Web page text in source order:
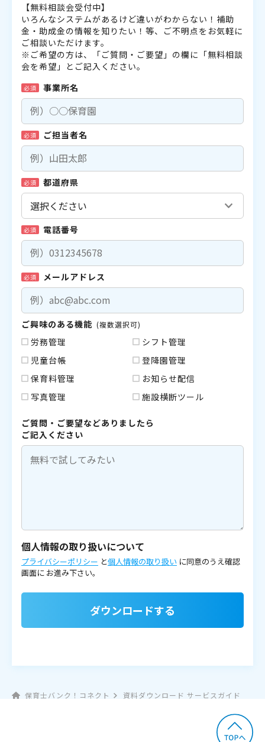
【無料相談会受付中】
いろんなシステムがあるけど違いがわからない！補助
金・助成金の情報を知りたい！等、ご不明点をお気軽に
ご相談いただけます。
※ご希望の方は、「ご質問・ご要望」の欄に「無料相談
会を希望」とご記入ください。
必須 事業所名
必須 ご担当者名
必須 都道府県
必須 電話番号
必須 メールアドレス
ご興味のある機能 (複数選択可)
労務管理
シフト管理
児童台帳
登降園管理
保育料管理
お知らせ配信
写真管理
施設横断ツール
ご質問・ご要望などありましたら
ご記入ください
個人情報の取り扱いについて
プライバシーポリシー と個人情報の取り扱い に同意のうえ確認
画面に お進み下さい。
ダウンロードする
保育士バンク！コネクト 資料ダウンロード サービスガイド